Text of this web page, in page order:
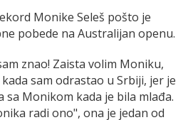
Monike Seleš pošto je
pobede na Australijan openu.
znao! Zaista volim Moniku,
sam odrastao u Srbiji, jer je
sa Monikom kada je bila mlađa.
radi ono", ona je jedan od